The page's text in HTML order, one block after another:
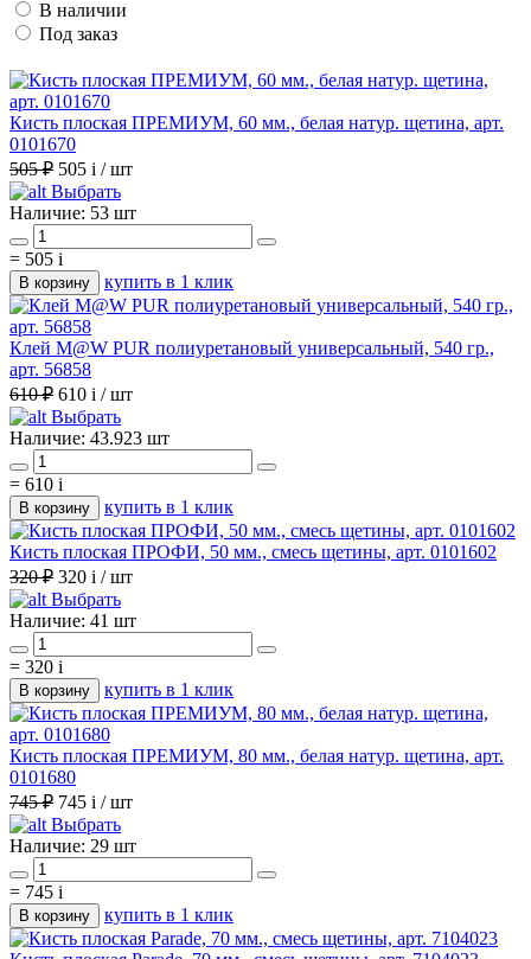
В наличии
Под заказ
Кисть плоская ПРЕМИУМ, 60 мм., белая натур. щетина, арт.
0101670
505 ₽ 505 i / шт
Выбрать
Наличие: 53 шт
= 505 i
В корзину купить в 1 клик
Клей M@W PUR полиуретановый универсальный, 540 гр.,
арт. 56858
610 ₽ 610 i / шт
Выбрать
Наличие: 43.923 шт
= 610 i
В корзину купить в 1 клик
Кисть плоская ПРОФИ, 50 мм., смесь щетины, арт. 0101602
320 ₽ 320 i / шт
Выбрать
Наличие: 41 шт
= 320 i
В корзину купить в 1 клик
Кисть плоская ПРЕМИУМ, 80 мм., белая натур. щетина, арт.
0101680
745 ₽ 745 i / шт
Выбрать
Наличие: 29 шт
= 745 i
В корзину купить в 1 клик